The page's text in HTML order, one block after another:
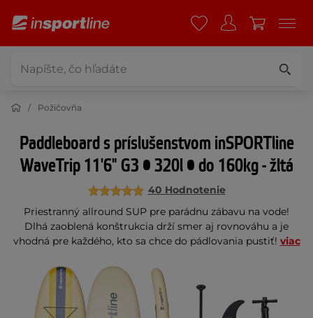
Požičovňa
Paddleboard s príslušenstvom inSPORTline
WaveTrip 11'6" G3 • 320l • do 160kg - žltá
40 Hodnotenie
Priestranný allround SUP pre parádnu zábavu na vode!
Dlhá zaoblená konštrukcia drží smer aj rovnováhu a je
vhodná pre každého, kto sa chce do pádlovania pustiť! viac